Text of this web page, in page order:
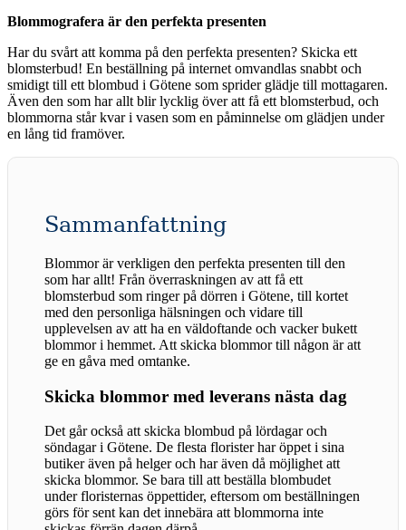
Blommografera är den perfekta presenten
Har du svårt att komma på den perfekta presenten? Skicka ett
blomsterbud! En beställning på internet omvandlas snabbt och
smidigt till ett blombud i Götene som sprider glädje till mottagaren.
Även den som har allt blir lycklig över att få ett blomsterbud, och
blommorna står kvar i vasen som en påminnelse om glädjen under
en lång tid framöver.
Sammanfattning
Blommor är verkligen den perfekta presenten till den
som har allt! Från överraskningen av att få ett
blomsterbud som ringer på dörren i Götene, till kortet
med den personliga hälsningen och vidare till
upplevelsen av att ha en väldoftande och vacker bukett
blommor i hemmet. Att skicka blommor till någon är att
ge en gåva med omtanke.
Skicka blommor med leverans nästa dag
Det går också att skicka blombud på lördagar och
söndagar i Götene. De flesta florister har öppet i sina
butiker även på helger och har även då möjlighet att
skicka blommor. Se bara till att beställa blombudet
under floristernas öppettider, eftersom om beställningen
görs för sent kan det innebära att blommorna inte